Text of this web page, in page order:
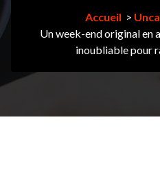
Accueil >
Un week-end original en
inoubliable pour